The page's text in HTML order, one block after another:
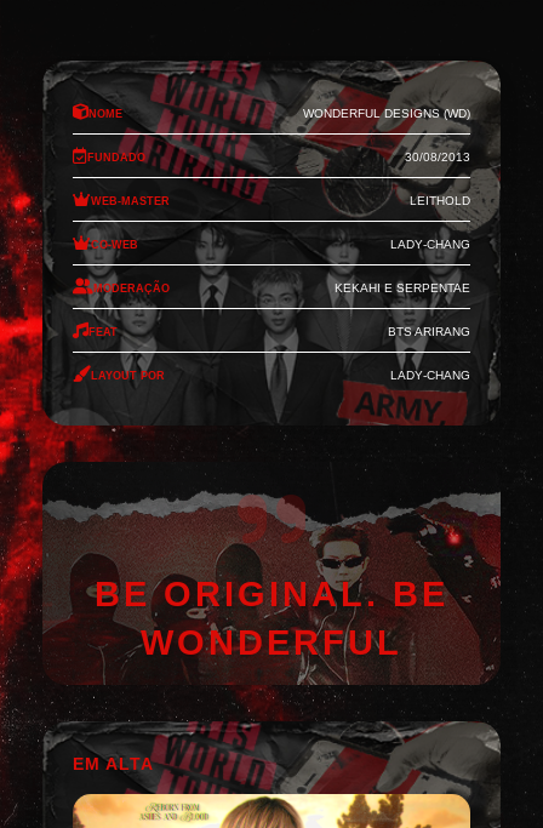
Nome Wonderful Designs (WD)
Fundado 30/08/2013
Web-Master Leithold
Co-Web Lady-Chang
Moderação Kekahi e Serpentae
Feat BTS Arirang
Layout por Lady-Chang
BE ORIGINAL. BE
WONDERFUL
EM ALTA